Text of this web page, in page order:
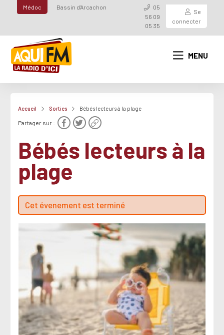
Médoc Bassin d'Arcachon
05
56 09
05 35
Se
connecter
MENU
Accueil Sorties Bébés lecteurs à la plage
Partager sur :
Bébés lecteurs à la
plage
Cet évenement est terminé